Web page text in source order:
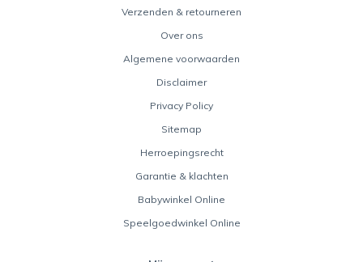
Verzenden & retourneren
Over ons
Algemene voorwaarden
Disclaimer
Privacy Policy
Sitemap
Herroepingsrecht
Garantie & klachten
Babywinkel Online
Speelgoedwinkel Online